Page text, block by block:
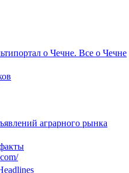
о Чечне. Все о Чечне
аграрного рынка